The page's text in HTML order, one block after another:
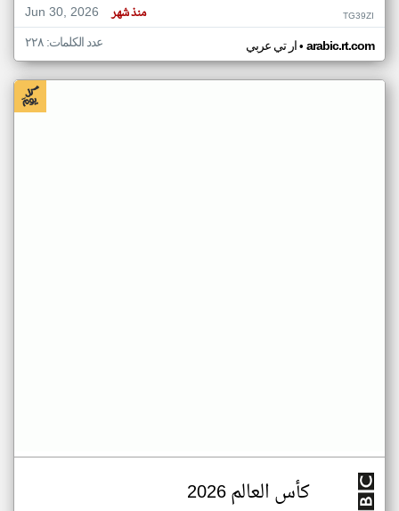
Jun 30, 2026
منذ شهر TG39ZI
ار تي عربي• arabic.rt.com عدد الكلمات: ٢٢٨
كأس العالم 2026